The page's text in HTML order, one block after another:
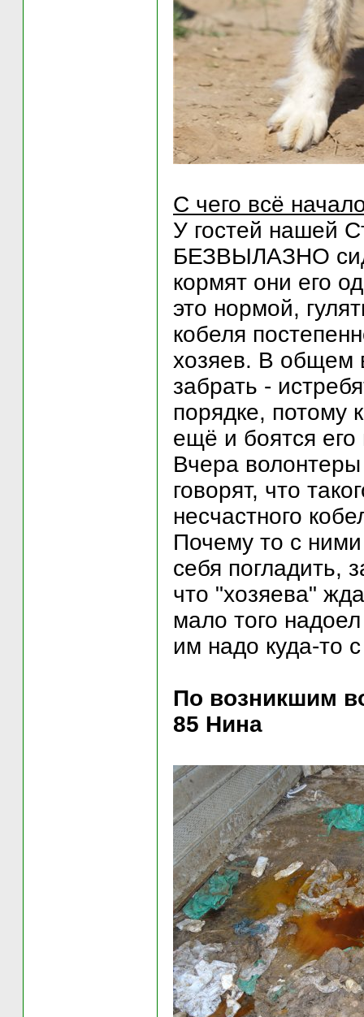
С чего всё
У гостей нашей
БЕЗВЫЛАЗНО
кормят они его
это нормой,
кобеля
хозяев. В общем
забрать -
порядке, потому
ещё и боятся его
Вчера
говорят, что
несчастного
Почему то с
себя погладить,
что "хозяева"
мало того
им надо куда-то
По возникшим
85 Нина